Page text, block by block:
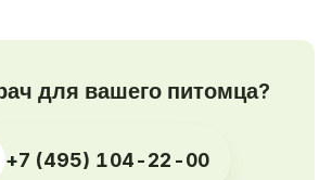
для вашего питомца?
+7 (495) 104-22-00